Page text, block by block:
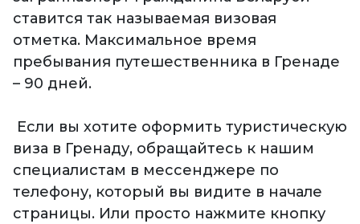
ставится так называемая визовая
отметка. Максимальное время
пребывания путешественника в Гренаде
– 90 дней.
Если вы хотите оформить туристическую
виза в Гренаду, обращайтесь к нашим
специалистам в мессенджере по
телефону, который вы видите в начале
страницы. Или просто нажмите кнопку